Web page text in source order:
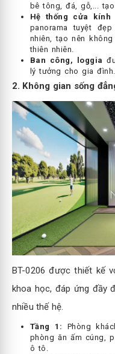
bê tông, đá, gỗ,...
Hệ thống cửa kính
panorama tuyệt
nhiên, tạo nên
thiên nhiên.
Ban công, loggia
lý tưởng cho gia đình.
2. Không gian sống
BT-0206 được thiết kế
khoa học, đáp ứng đầy
nhiều thế hệ.
Tầng 1: Phòng
phòng ăn ấm cúng,
ô tô.